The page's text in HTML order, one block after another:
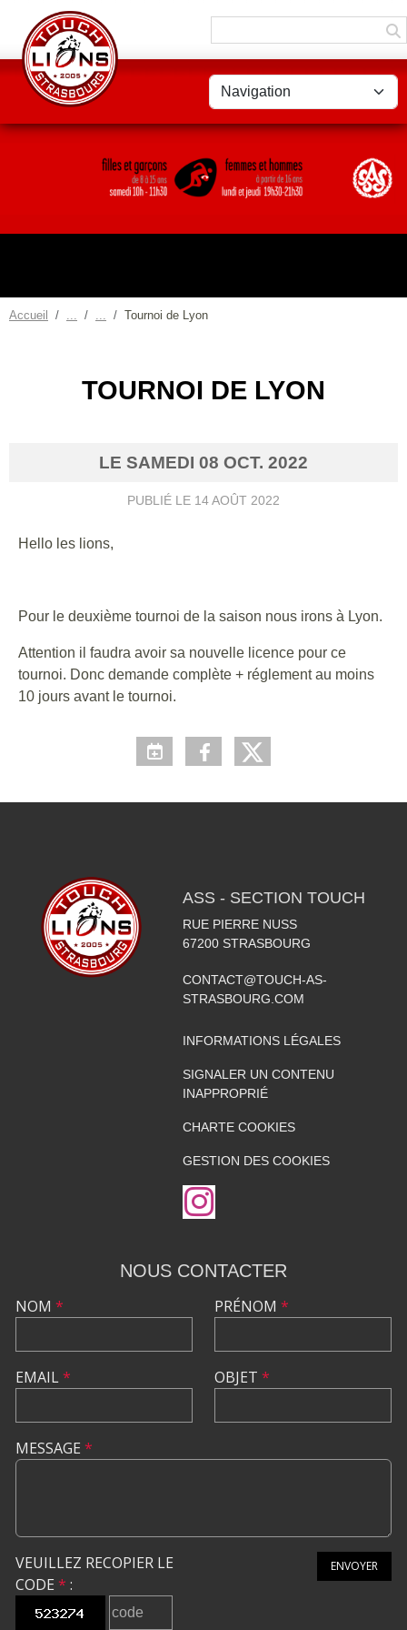
Accueil Tournoi de Lyon
TOURNOI DE LYON
LE SAMEDI 08 OCT. 2022
PUBLIÉ LE 14 AOÛT 2022
Hello les lions,
Pour le deuxième tournoi de la saison nous irons à Lyon.
Attention il faudra avoir sa nouvelle licence pour ce
tournoi. Donc demande complète + réglement au moins
10 jours avant le tournoi.
ASS - SECTION TOUCH
RUE PIERRE NUSS
67200 STRASBOURG
CONTACT@TOUCH-AS-
STRASBOURG.COM
INFORMATIONS LÉGALES
SIGNALER UN CONTENU
INAPPROPRIÉ
CHARTE COOKIES
GESTION DES COOKIES
NOUS CONTACTER
NOM *
EMAIL*
PRÉNOM *
OBJET *
MESSAGE *
VEUILLEZ RECOPIER LE
CODE * :
ENVOYER
Panneau de gestion des cookies